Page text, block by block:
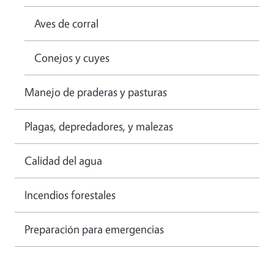
Aves de corral
Conejos y cuyes
Manejo de praderas y pasturas
Plagas, depredadores, y malezas
Calidad del agua
Incendios forestales
Preparación para emergencias